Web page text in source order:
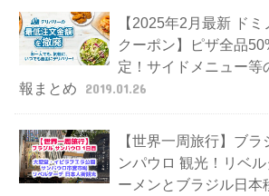
【2025年2月最新 ド
クーポン】ピザ全品
定！サイドメニュー等
報まとめ
2019.01.26
【世界一周旅行】ブ
ンパウロ 観光！リベ
ーメンとブラジル日本